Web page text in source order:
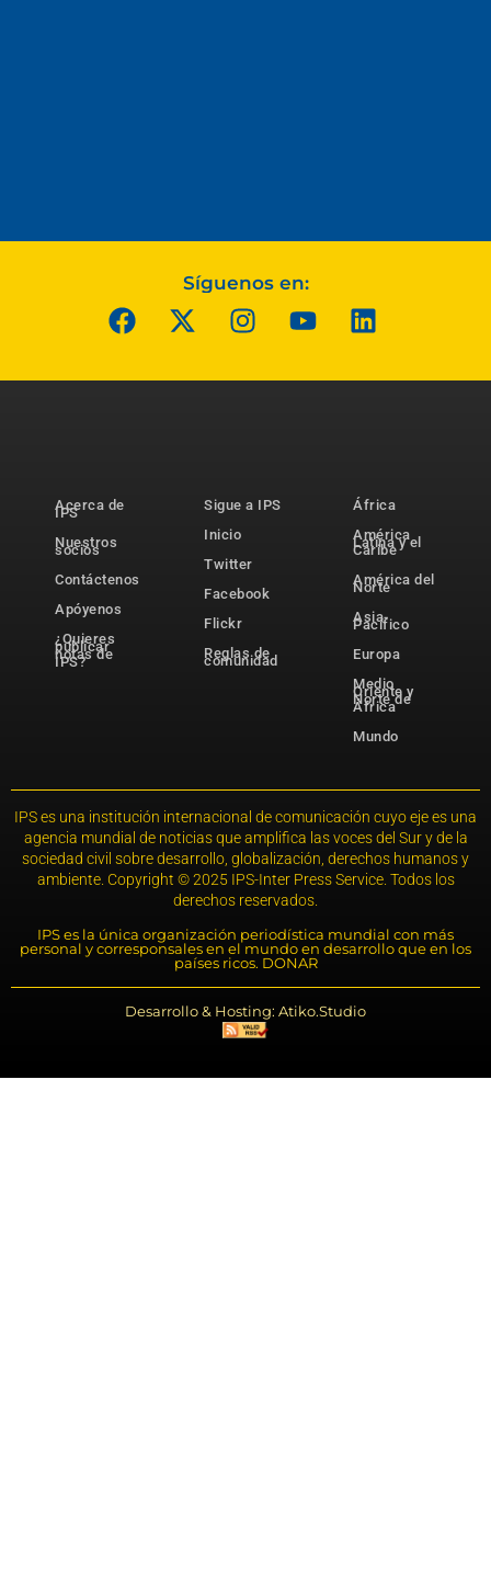
Síguenos en:
Acerca de
IPS
Nuestros
socios
Contáctenos
Apóyenos
¿Quieres
publicar
notas de
IPS?
Sigue a IPS
Inicio
Twitter
Facebook
Flickr
Reglas de
comunidad
África
América
Latina y el
Caribe
América del
Norte
Asia-
Pacífico
Europa
Medio
Oriente y
Norte de
África
Mundo
IPS es una institución internacional de comunicación cuyo eje es una
agencia mundial de noticias que amplifica las voces del Sur y de la
sociedad civil sobre desarrollo, globalización, derechos humanos y
ambiente. Copyright © 2025 IPS-Inter Press Service. Todos los
derechos reservados.
IPS es la única organización periodística mundial con más
personal y corresponsales en el mundo en desarrollo que en los
países ricos. DONAR
Desarrollo & Hosting: Atiko.Studio